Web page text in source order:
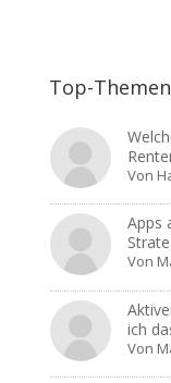
Top-
Von
Apps
Von
ich
Von